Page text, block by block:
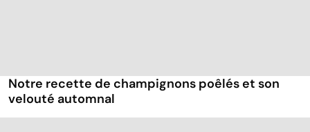
Notre recette de champignons poêlés et son
velouté automnal